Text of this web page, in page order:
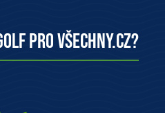
pro všechny.cz?